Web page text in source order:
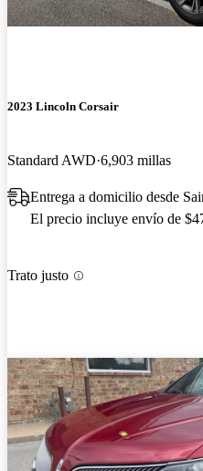
2023 Lincoln Corsair
Standard AWD 6,903 millas
Entrega a domicilio desde
El precio incluye envío de
Trato justo